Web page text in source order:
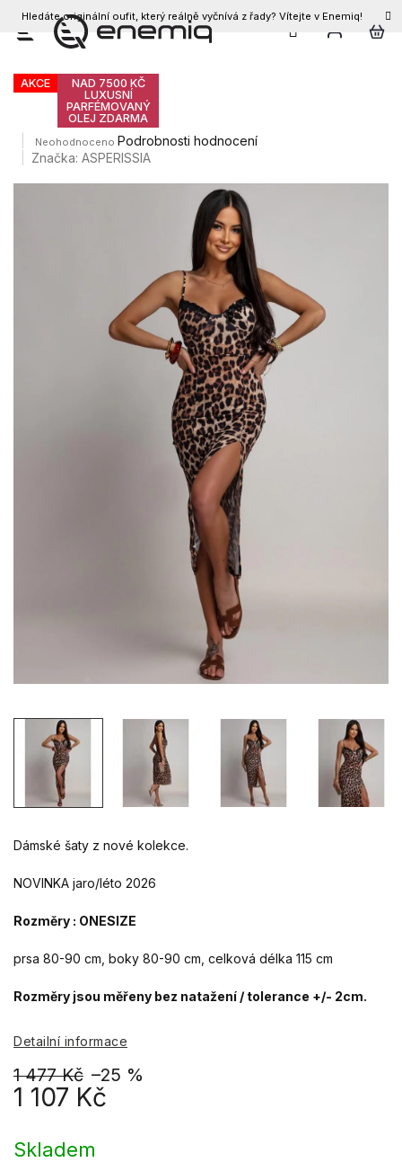
Přejít
Hledáte originální oufit, který reálně vyčnívá z řady? Vítejte v Enemiq!
CZK
Dámské šaty KALIANI
AKCE
NAD 7500 KČ
LUXUSNÍ
PARFÉMOVANÝ
OLEJ ZDARMA
Průměrné
hodnocení
Neohodnoceno Podrobnosti hodnocení
Značka:ASPERISSIA
1 477 Kč –25 %
1 107 Kč
cena:
Skladem
Dámské šaty z nové kolekce.
NOVINKA jaro/léto 2026
Rozměry : ONESIZE
prsa 80-90 cm, boky 80-90 cm, celková délka 115 cm
Rozměry jsou měřeny bez natažení / tolerance +/- 2cm.
Detailní informace